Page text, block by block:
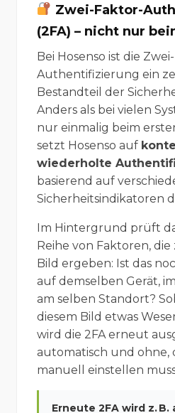
Zwei-Faktor-
(2FA) – nicht nur
Bei Hosenso ist die
Authentifizierung ein
Bestandteil der
Anders als bei vielen
nur einmalig beim
setzt Hosenso auf
wiederholte
basierend auf
Sicherheitsindikatoren
Im Hintergrund prüft
Reihe von Faktoren,
Bild ergeben: Ist das
auf demselben Gerät,
am selben Standort?
diesem Bild etwas
wird die 2FA erneut
automatisch und ohne,
manuell einstellen
Erneute 2FA wird z.